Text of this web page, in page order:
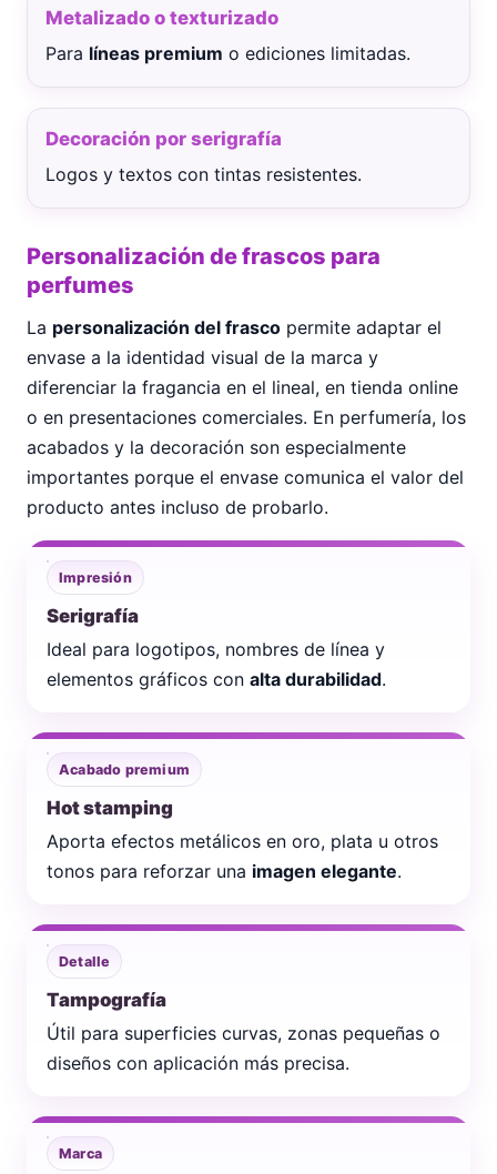
Metalizado o texturizado
Para líneas premium o ediciones limitadas.
Decoración por serigrafía
Logos y textos con tintas resistentes.
Personalización de frascos para
perfumes
La personalización del frasco permite adaptar el
envase a la identidad visual de la marca y
diferenciar la fragancia en el lineal, en tienda online
o en presentaciones comerciales. En perfumería, los
acabados y la decoración son especialmente
importantes porque el envase comunica el valor del
producto antes incluso de probarlo.
Impresión
Serigrafía
Ideal para logotipos, nombres de línea y
elementos gráficos con alta durabilidad.
Acabado premium
Hot stamping
Aporta efectos metálicos en oro, plata u otros
tonos para reforzar una imagen elegante.
Detalle
Tampografía
Útil para superficies curvas, zonas pequeñas o
diseños con aplicación más precisa.
Marca